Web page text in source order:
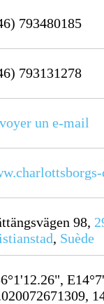
793480185
793131278
un e-mail
98,
, Suède